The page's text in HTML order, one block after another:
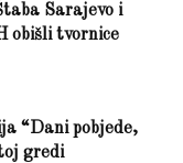
Sarajevo i
obišli tvornice
“Dani pobjede,
gredi